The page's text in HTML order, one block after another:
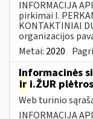
INFORMACIJA
pirkimai I.
KONTAKTINIAI
organizacijos
Metai: 2020
Informacinės
ir i.ŽUR
Web turinio
INFORMACIJA